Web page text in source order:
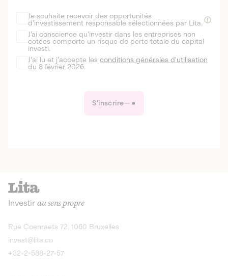
Je souhaite recevoir des opportunités
d’investissement responsable sélectionnées par Lita.
J’ai conscience qu’investir dans les entreprises non
cotées comporte un risque de perte totale du capital
investi.
J'ai lu et j'accepte les conditions générales d'utilisation
du 8 février 2026.
S'inscrire
Investir au sens propre
Rue Coenraets 72, 1060 Bruxelles
invest@lita.co
+32-2-588-27-57